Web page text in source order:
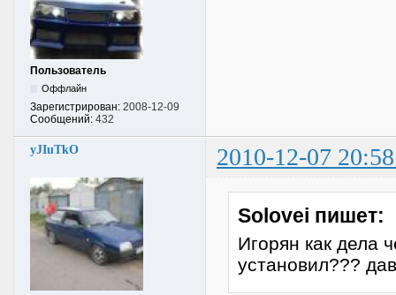
Пользователь
Оффлайн
Зарегистрирован: 2008-12-09
Сообщений: 432
yJIuTkO 2010-12-07
Solovei пишет:
Игорян как дела
установил???